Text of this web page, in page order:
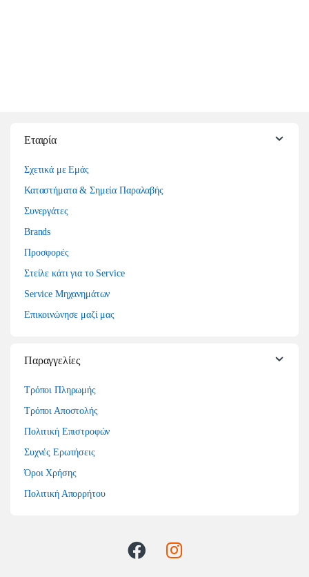
Εταιρία
Σχετικά με Εμάς
Καταστήματα & Σημεία Παραλαβής
Συνεργάτες
Brands
Προσφορές
Στείλε κάτι για το Service
Service Μηχανημάτων
Επικοινώνησε μαζί μας
Παραγγελίες
Τρόποι Πληρωμής
Τρόποι Αποστολής
Πολιτική Επιστροφών
Συχνές Ερωτήσεις
Όροι Χρήσης
Πολιτική Απορρήτου